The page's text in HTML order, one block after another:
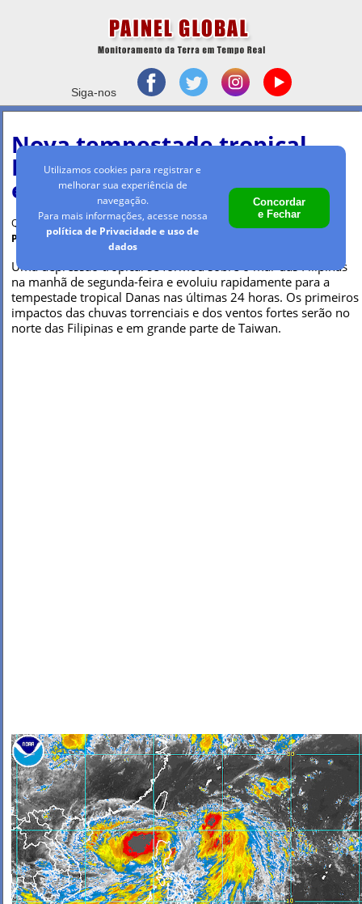
Siga-nos
Nova tempestade tropical
Danas ameaça as Filipinas
e Taiwan
Quarta-feira, 17 jul 2019 - 09h34
Por Maria Clara Machado
Uma depressão tropical se formou sobre o mar das Filipinas
na manhã de segunda-feira e evoluiu rapidamente para a
tempestade tropical Danas nas últimas 24 horas. Os primeiros
impactos das chuvas torrenciais e dos ventos fortes serão no
norte das Filipinas e em grande parte de Taiwan.
Utilizamos cookies para registrar e
melhorar sua experiência de
navegação.
Para mais informações, acesse nossa
política de Privacidade e uso de
dados
Concordar
e Fechar